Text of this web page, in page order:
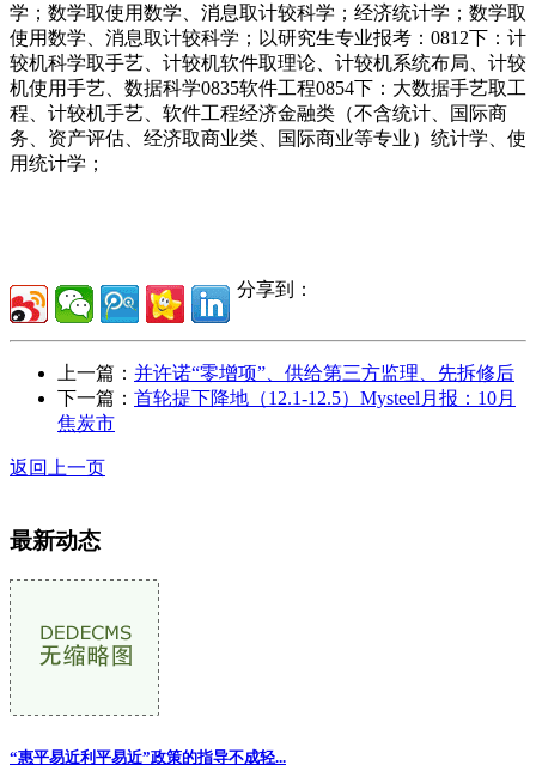
学；数学取使用数学、消息取计较科学；经济统计学；数学取
使用数学、消息取计较科学；以研究生专业报考：0812下：计
较机科学取手艺、计较机软件取理论、计较机系统布局、计较
机使用手艺、数据科学0835软件工程0854下：大数据手艺取工
程、计较机手艺、软件工程经济金融类（不含统计、国际商
务、资产评估、经济取商业类、国际商业等专业）统计学、使
用统计学；
分享到：
上一篇： 并许诺“零增项”、供给第三方监理、先拆修后
下一篇： 首轮提下降地（12.1-12.5）Mysteel月报：10月
焦炭市
返回上一页
最新动态
“惠平易近利平易近”政策的指导不成轻...